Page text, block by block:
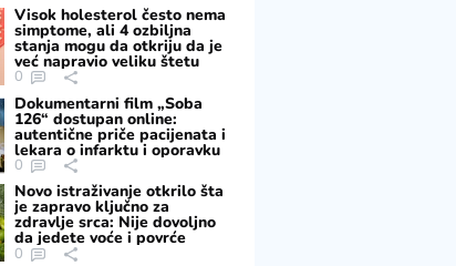
Visok holesterol često nema
simptome, ali 4 ozbiljna
stanja mogu da otkriju da je
već napravio veliku štetu
0
Dokumentarni film „Soba
126“ dostupan online:
autentične priče pacijenata i
lekara o infarktu i oporavku
0
Novo istraživanje otkrilo šta
je zapravo ključno za
zdravlje srca: Nije dovoljno
da jedete voće i povrće
0